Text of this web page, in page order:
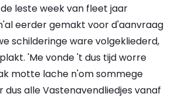
leste week van fleet jaar
eerder gemakt voor d'aanvraag
schilderinge ware volgekliederd,
'Me vonde 't dus tijd worre
motte lache n'om sommege
alle Vastenavendliedjes vanaf